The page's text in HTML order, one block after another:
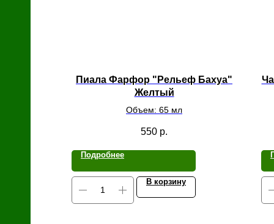
Пиала Фарфор "Рельеф Бахуа"
Желтый
Объем: 65 мл
550 р.
Подробнее
В корзину